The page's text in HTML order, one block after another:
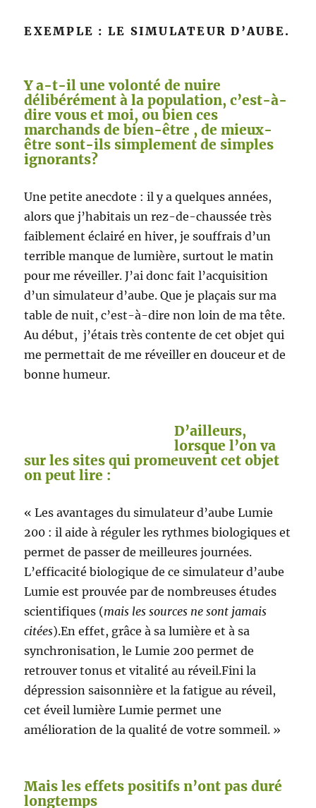
EXEMPLE : LE SIMULATEUR D’AUBE.
Y a-t-il une volonté de nuire
délibérément à la population, c’est-à-
dire vous et moi, ou bien ces
marchands de bien-être , de mieux-
être sont-ils simplement de simples
ignorants?
Une petite anecdote : il y a quelques années,
alors que j’habitais un rez-de-chaussée très
faiblement éclairé en hiver, je souffrais d’un
terrible manque de lumière, surtout le matin
pour me réveiller. J’ai donc fait l’acquisition
d’un simulateur d’aube. Que je plaçais sur ma
table de nuit, c’est-à-dire non loin de ma tête.
Au début, j’étais très contente de cet objet qui
me permettait de me réveiller en douceur et de
bonne humeur.
D’ailleurs,
lorsque l’on va
sur les sites qui promeuvent cet objet
on peut lire :
« Les avantages du simulateur d’aube Lumie
200 : il aide à réguler les rythmes biologiques et
permet de passer de meilleures journées.
L’efficacité biologique de ce simulateur d’aube
Lumie est prouvée par de nombreuses études
scientifiques (mais les sources ne sont jamais
citées).En effet, grâce à sa lumière et à sa
synchronisation, le Lumie 200 permet de
retrouver tonus et vitalité au réveil.Fini la
dépression saisonnière et la fatigue au réveil,
cet éveil lumière Lumie permet une
amélioration de la qualité de votre sommeil. »
Mais les effets positifs n’ont pas duré
longtemps